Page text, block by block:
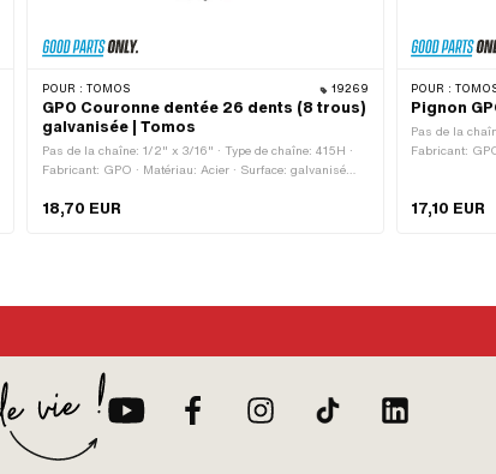
POUR : TOMOS 19269
GPO Couronne dentée 26 dents (8 trous)
galvanisée | Tomos
Pas de la chaîne: 1/2" x 3/16" · Type de chaîne: 415H ·
Fabricant: GPO · Matériau: Acier · Surface: galvanisé
cercle de perçage: 60 mm · Épaisseur: 4.5 mm · Ø
18,70 EUR
POUR :
Pignon
Pas de la
Fabricant:
17,10 EUR